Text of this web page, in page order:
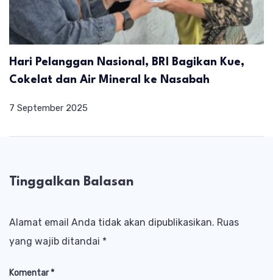
Hari Pelanggan Nasional, BRI Bagikan Kue,
Cokelat dan Air Mineral ke Nasabah
7 September 2025
Tinggalkan Balasan
Alamat email Anda tidak akan dipublikasikan. Ruas
yang wajib ditandai *
Komentar*